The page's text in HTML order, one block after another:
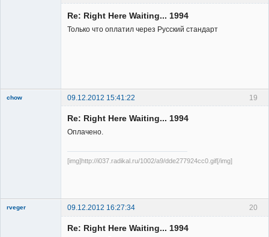
Re: Right Here Waiting... 1994
Только что оплатил через Русский стандарт
19
chow 09.12.2012 15:41:22
Re: Right Here Waiting... 1994
Оплачено.
[img]http://i037.radikal.ru/1002/a9/dde277924cc0.gif[/img]
20
rveger 09.12.2012 16:27:34
Re: Right Here Waiting... 1994